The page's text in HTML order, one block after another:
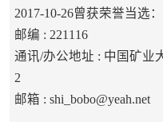
2017-10-26曾获荣誉当选
邮编 : 221116
通讯/办公地址 : 中国矿业
2
邮箱 : shi_bobo@yeah.net